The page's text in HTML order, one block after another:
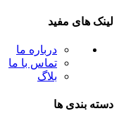
لینک های مفید
درباره ما
تماس با ما
بلاگ
دسته بندی ها